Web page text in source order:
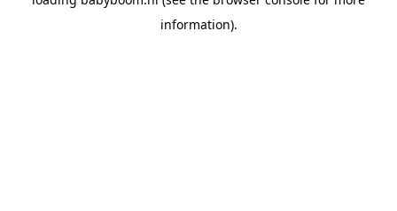
information).